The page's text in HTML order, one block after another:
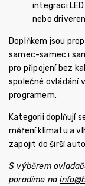
integraci
nebo
Doplňkem jsou
samec-samec i
pro připojení bez
společné ovládání
programem.
Kategorii doplňují
měření klimatu a
zapojit do širší
S výběrem
poradíme na